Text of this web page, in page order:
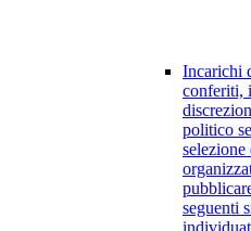
Incarichi
conferiti,
politico
seguenti